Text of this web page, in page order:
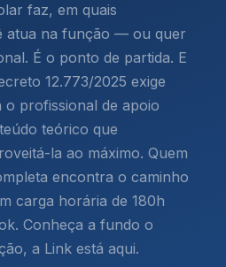
faz, em quais
atua na função — ou quer
É o ponto de partida. E
12.773/2025 exige
profissional de apoio
teórico que
la ao máximo. Quem
encontra o caminho
carga horária de 180h
Conheça a fundo o
a Link está aqui.